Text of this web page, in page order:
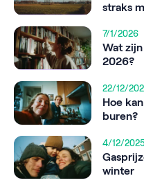
straks
7/1/2026
Wat
2026?
22/12/
Hoe
buren?
4/12/2025
winter